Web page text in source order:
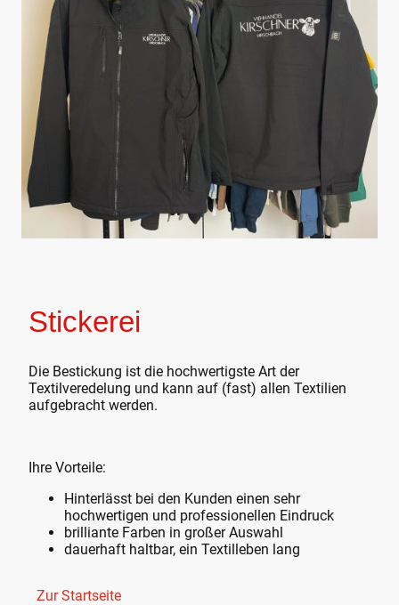
Stickerei
Die Bestickung ist die hochwertigste Art der
Textilveredelung und kann auf (fast) allen Textilien
aufgebracht werden.
Ihre Vorteile:
Hinterlässt bei den Kunden einen sehr
hochwertigen und professionellen Eindruck
brilliante Farben in großer Auswahl
dauerhaft haltbar, ein Textilleben lang
Zur Startseite